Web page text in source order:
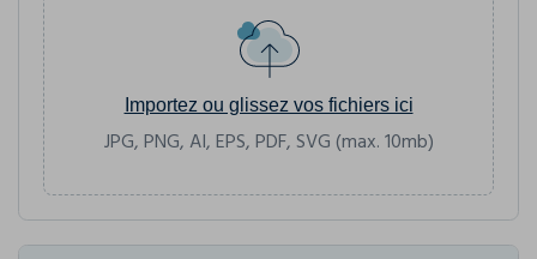
Importez ou glissez vos fichiers ici
JPG, PNG, AI, EPS, PDF, SVG (max. 10mb)